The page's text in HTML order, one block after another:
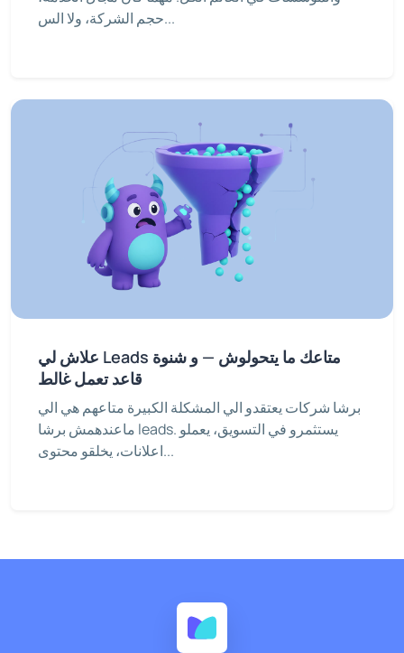
حجم الشركة، ولا الس...
علاش لي Leads متاعك ما يتحولوش — و شنوة
قاعد تعمل غالط
برشا شركات يعتقدو الي المشكلة الكبيرة متاعهم هي الي
ماعندهمش برشا leads. يستثمرو في التسويق، يعملو
اعلانات، يخلقو محتوى...